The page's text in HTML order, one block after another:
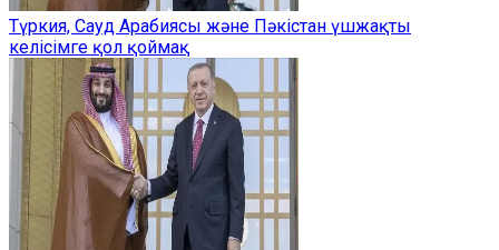
Түркия, Сауд Арабиясы және Пәкістан үшжақты
келісімге қол қоймақ